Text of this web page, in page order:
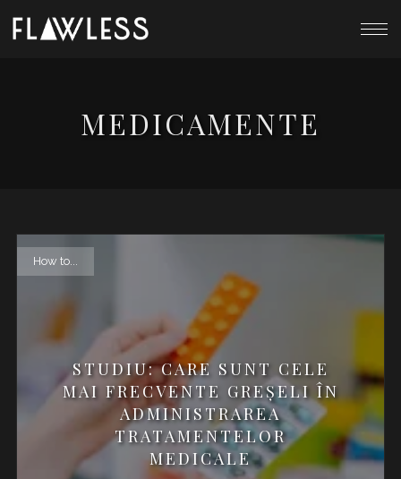
MEDICAMENTE
How to...
STUDIU: CARE SUNT CELE
MAI FRECVENTE GREŞELI ÎN
ADMINISTRAREA
TRATAMENTELOR
MEDICALE